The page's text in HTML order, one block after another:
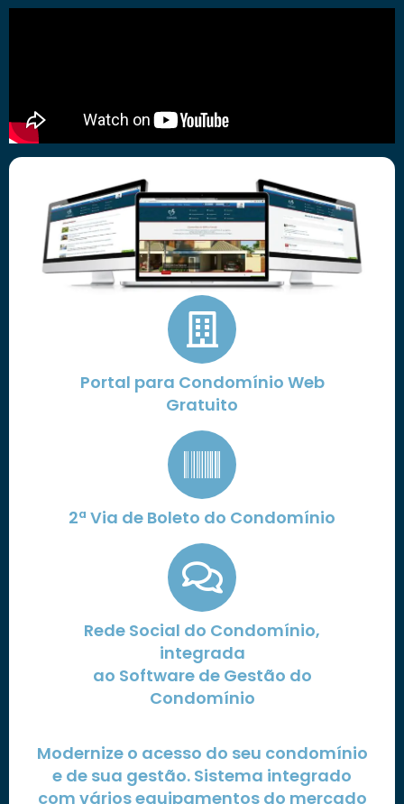
Portal para Condomínio Web
Gratuito
2ª Via de Boleto do Condomínio
Rede Social do Condomínio,
integrada
ao Software de Gestão do
Condomínio
Modernize o acesso do seu condomínio
e de sua gestão. Sistema integrado
com vários equipamentos do mercado